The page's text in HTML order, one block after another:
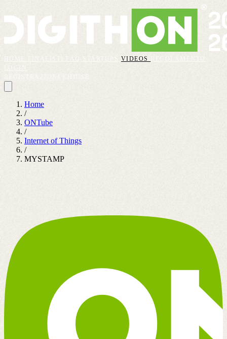
VIDEOS
REGOLAMENTO
Home
/
ONTube
/
Internet of Things
/
MYSTAMP